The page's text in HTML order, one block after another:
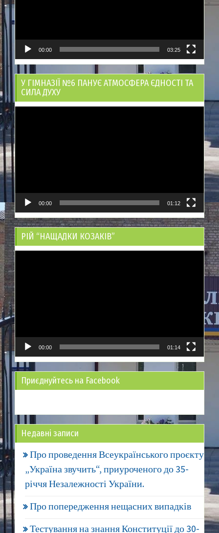
00:00 03:25
У ГІМНАЗІЇ №6 ПАНУЄ АТМОСФЕРА ЄДНОСТІ ТА
СИЛА ДУХУ
00:00 01:12
РІЙ “НАЩАДКИ КОЗАКІВ”
00:00 01:14
Приєднуйтесь на Facebook
Недавні записи
Про проведення Всеукраїнського проєкту
„Україна звучить“, приуроченого до 35-
річчя Незалежності України.
Про попередження нещасних випадків
Тестування на знання Конституції до 30-